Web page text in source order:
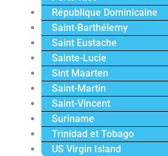
République Dominicaine
Saint-Barthélemy
Saint Eustache
Sainte-Lucie
Sint Maarten
Saint-Martin
Saint-Vincent
Suriname
Trinidad et Tobago
US Virgin Island